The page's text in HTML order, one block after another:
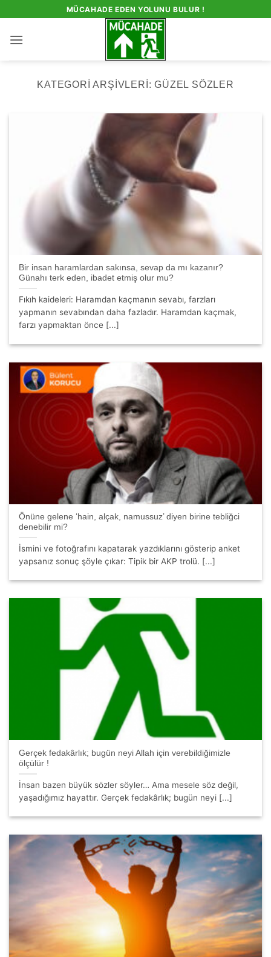
atla
MÜCAHADE EDEN YOLUNU BULUR !
KATEGORI ARŞIVLERI:GÜZEL SÖZLER
Bir insan haramlardan sakınsa, sevap da mı kazanır?
Günahı terk eden, ibadet etmiş olur mu?
Fıkıh kaideleri: Haramdan kaçmanın sevabı, farzları
yapmanın sevabından daha fazladır. Haramdan kaçmak,
farzı yapmaktan önce [...]
Önüne gelene ‘hain, alçak, namussuz’ diyen birine tebliğci
denebilir mi?
İsmini ve fotoğrafını kapatarak yazdıklarını gösterip anket
yapsanız sonuç şöyle çıkar: Tipik bir AKP trolü. [...]
Gerçek fedakârlık; bugün neyi Allah için verebildiğimizle
ölçülür !
İnsan bazen büyük sözler söyler… Ama mesele söz değil,
yaşadığımız hayattır. Gerçek fedakârlık; bugün neyi [...]